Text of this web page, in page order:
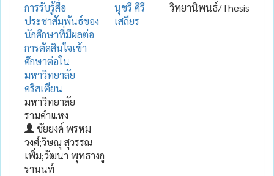
การรับรู้สื่อ
ประชาสัมพันธ์ของ
นักศึกษาที่มีผลต่อ
การตัดสินใจเข้า
ศึกษาต่อใน
มหาวิทยาลัย
คริสเตียน
มหาวิทยาลัย
รามคำแหง
ชัยยงค์ พรหม
วงศ์;วิษณุ สุวรรณ
เพิ่ม;วัฒนา พุทธางกู
รานนท์
นุชรี คีรี
เสถียร
วิทยานิพนธ์/Thesis